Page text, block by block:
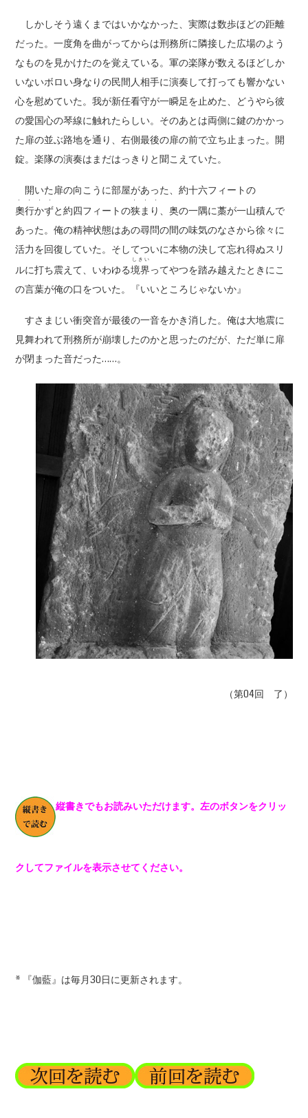
しかしそう遠くまではいかなかった、実際は数歩ほどの距離
だった。一度角を曲がってからは刑務所に隣接した広場のよう
なものを見かけたのを覚えている。軍の楽隊が数えるほどしか
いないボロい身なりの民間人相手に演奏して打っても響かない
心を慰めていた。我が新任看守が一瞬足を止めた、どうやら彼
の愛国心の琴線に触れたらしい。そのあとは両側に鍵のかかっ
た扉の並ぶ路地を通り、右側最後の扉の前で立ち止まった。開
錠。楽隊の演奏はまだはっきりと聞こえていた。
開いた扉の向こうに部屋があった、約十六フィートの
奧行かず
・ ・ ・ ・
と約四フィートの狭まり
・ ・ ・
、奥の一隅に藁が一山積んで
あった。俺の精神状態はあの尋問の間の味気のなさから徐々に
活力を回復していた。そしてついに本物の決して忘れ得ぬスリ
ルに打ち震えて、いわゆる境界
しきい
ってやつを踏み越えたときにこ
の言葉が俺の口をついた。『いいところじゃないか』
すさまじい衝突音が最後の一音をかき消した。俺は大地震に
見舞われて刑務所が崩壊したのかと思ったのだが、ただ単に扉
が閉まった音だった……。
（第04回 了）
縦書きでもお読みいただけます。左のボタンをクリッ
クしてファイルを表示させてください。
* 『伽藍』は毎月30日に更新されます。